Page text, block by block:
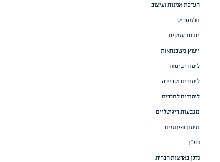
הערכת אמנות ועיצוב
וולסטריט
יזמות עסקית
ייעוץ משכנתאות
לימודי ביטוח
לימודים וקריירה
לימודים לחרדים
מטבעות דיגיטליים
מימון ופיננסים
נדל”ן
נדלן בארצות הברית